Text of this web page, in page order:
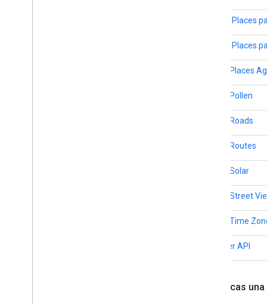
SDK de Places
SDK de Places
API de Places
API de Pollen
API de Roads
API de Routes
API de Solar
API de Street
API de Time
Weather API
Si publicas